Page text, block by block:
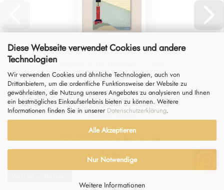
Diese Webseite verwendet Cookies und andere
Technologien
Wir verwenden Cookies und ähnliche Technologien, auch von
Drittanbietern, um die ordentliche Funktionsweise der Website zu
gewährleisten, die Nutzung unseres Angebotes zu analysieren und Ihnen
ein bestmögliches Einkaufserlebnis bieten zu können. Weitere
Informationen finden Sie in unserer Datenschutzerklärung.
Alle Akzeptieren
Nur Notwendige
Weitere Informationen
Impressum
Datenschutz &Widerrufsrecht
Händler werden
Versand- & Zahlungsbedingungen